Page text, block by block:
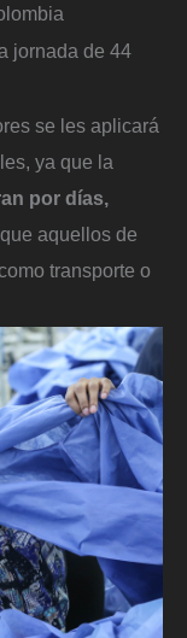
jornada de 44
se les aplicará
ya que la
por días,
aquellos de
transporte o